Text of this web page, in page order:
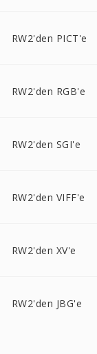
RW2'den PICT'e
RW2'den RGB'e
RW2'den SGI'e
RW2'den VIFF'e
RW2'den XV'e
RW2'den JBG'e